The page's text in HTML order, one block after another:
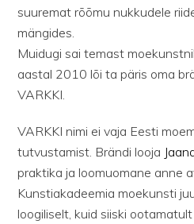
suuremat rõõmu nukkudele
mängides.
Muidugi sai temast
aastal 2010 lõi ta päris oma
VARKKI.
VARKKI nimi ei vaja Eesti
tutvustamist. Brändi looja
praktika ja loomuomane anne
Kunstiakadeemia moekunsti
loogiliselt, kuid siiski